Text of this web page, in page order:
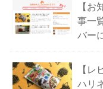
【お
事一
バー
【レ
ハリ